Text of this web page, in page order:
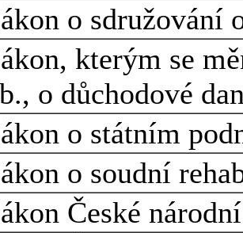
o sdružování
kterým se
o důchodové
o státním
o soudní
České